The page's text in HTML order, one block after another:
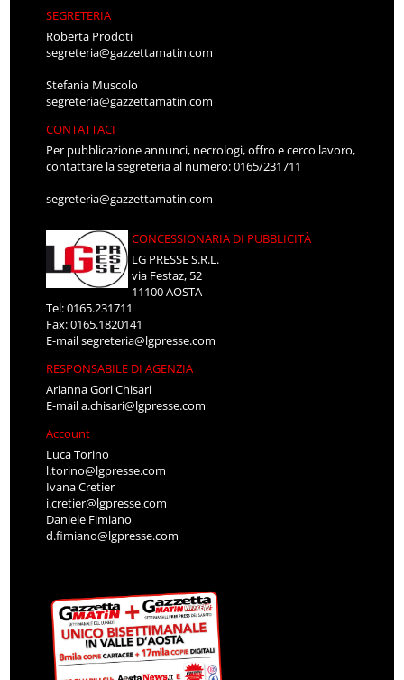
SEGRETERIA
Roberta Prodoti
segreteria@gazzettamatin.com
Stefania Muscolo
segreteria@gazzettamatin.com
CONTATTACI
Per pubblicazione annunci, necrologi, offro e cerco lavoro,
contattare la segreteria al numero: 0165/231711
segreteria@gazzettamatin.com
CONCESSIONARIA DI PUBBLICITÀ
LG PRESSE S.R.L.
via Festaz, 52
11100 AOSTA
Tel: 0165.231711
Fax: 0165.1820141
E-mailsegreteria@lgpresse.com
RESPONSABILE DI AGENZIA
Arianna Gori Chisari
E-maila.chisari@lgpresse.com
Account
Luca Torino
l.torino@lgpresse.com
Ivana Cretier
i.cretier@lgpresse.com
Daniele Fimiano
d.fimiano@lgpresse.com